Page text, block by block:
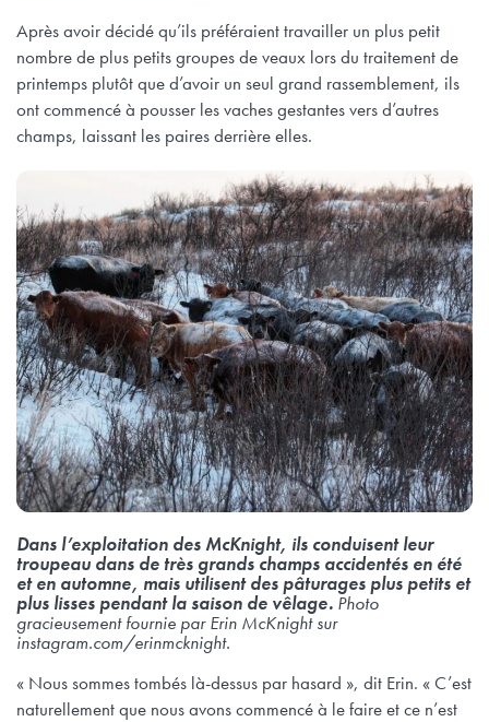
Après avoir décidé qu’ils préféraient travailler un plus petit
nombre de plus petits groupes de veaux lors du traitement de
printemps plutôt que d’avoir un seul grand rassemblement, ils
ont commencé à pousser les vaches gestantes vers d’autres
champs, laissant les paires derrière elles.
Dans l’exploitation des McKnight, ils conduisent leur
troupeau dans de très grands champs accidentés en été
et en automne, mais utilisent des pâturages plus petits et
plus lisses pendant la saison de vêlage. Photo
gracieusement fournie par Erin McKnight sur
instagram.com/erinmcknight.
« Nous sommes tombés là-dessus par hasard », dit Erin. « C’est
naturellement que nous avons commencé à le faire et ce n’est